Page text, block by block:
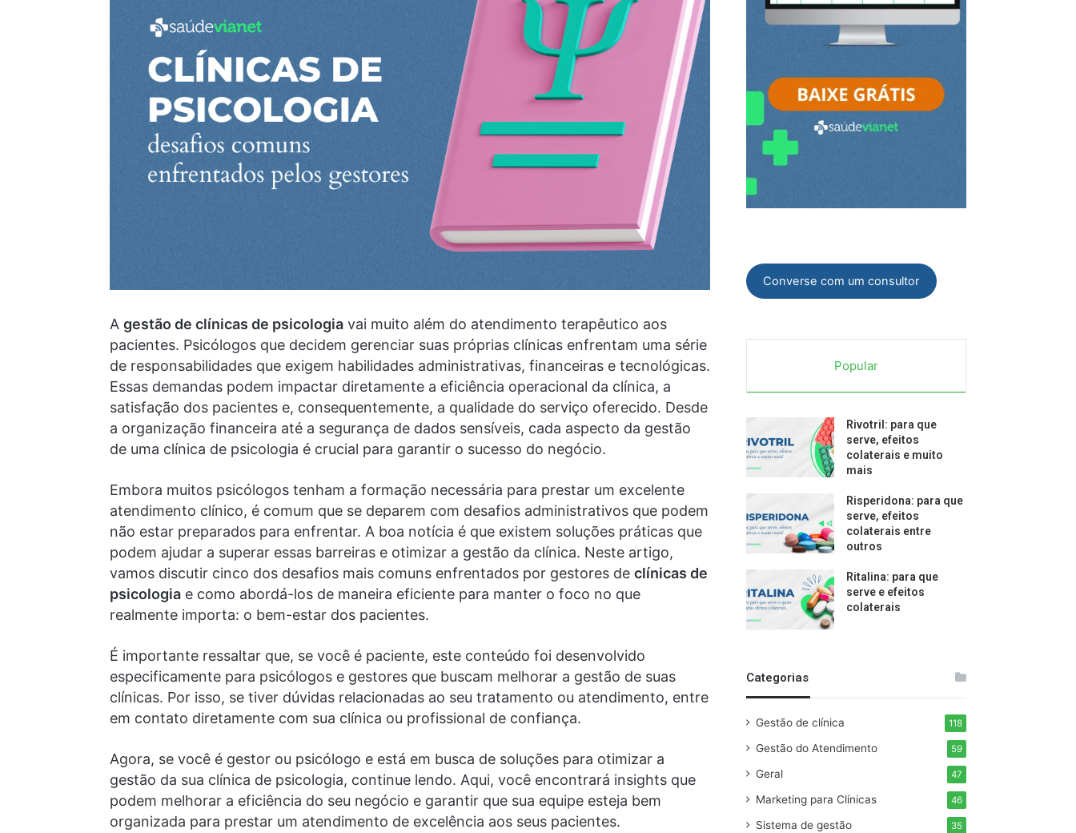
A gestão de clínicas de psicologia vai muito além do atendimento terapêutico aos
pacientes. Psicólogos que decidem gerenciar suas próprias clínicas enfrentam uma série
de responsabilidades que exigem habilidades administrativas, financeiras e tecnológicas.
Essas demandas podem impactar diretamente a eficiência operacional da clínica, a
satisfação dos pacientes e, consequentemente, a qualidade do serviço oferecido. Desde
a organização financeira até a segurança de dados sensíveis, cada aspecto da gestão
de uma clínica de psicologia é crucial para garantir o sucesso do negócio.
Embora muitos psicólogos tenham a formação necessária para prestar um excelente
atendimento clínico, é comum que se deparem com desafios administrativos que podem
não estar preparados para enfrentar. A boa notícia é que existem soluções práticas que
podem ajudar a superar essas barreiras e otimizar a gestão da clínica. Neste artigo,
vamos discutir cinco dos desafios mais comuns enfrentados por gestores de clínicas de
psicologia e como abordá-los de maneira eficiente para manter o foco no que
realmente importa: o bem-estar dos pacientes.
É importante ressaltar que, se você é paciente, este conteúdo foi desenvolvido
especificamente para psicólogos e gestores que buscam melhorar a gestão de suas
clínicas. Por isso, se tiver dúvidas relacionadas ao seu tratamento ou atendimento, entre
em contato diretamente com sua clínica ou profissional de confiança.
Agora, se você é gestor ou psicólogo e está em busca de soluções para otimizar a
gestão da sua clínica de psicologia, continue lendo. Aqui, você encontrará insights que
podem melhorar a eficiência do seu negócio e garantir que sua equipe esteja bem
organizada para prestar um atendimento de excelência aos seus pacientes.
Converse com um consultor
Popular
Rivotril: para que
serve, efeitos
colaterais e muito
mais
Risperidona: para que
serve, efeitos
colaterais entre
outros
Ritalina: para que
serve e efeitos
colaterais
Categorias
Gestão de clínica 118
Gestão do Atendimento 59
Geral 47
Marketing para Clínicas 46
Sistema de gestão 35